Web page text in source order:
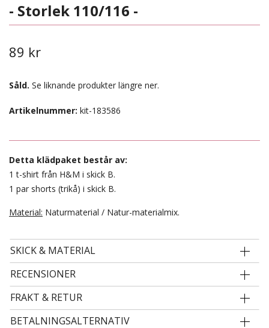
- Storlek 110/116 -
89 kr
Såld. Se liknande produkter längre ner.
Artikelnummer: kit-183586
Detta klädpaket består av:
1 t-shirt från H&M i skick B.
1 par shorts (trikå) i skick B.
Material: Naturmaterial / Natur-materialmix.
SKICK & MATERIAL
RECENSIONER
FRAKT & RETUR
BETALNINGSALTERNATIV